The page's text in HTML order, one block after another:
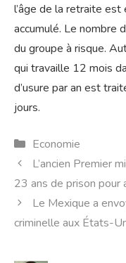
l’âge de la retraite
accumulé. Le nombre
du groupe à risque.
qui travaille 12 mois
d’usure par an est
jours.
Catégories
Economie
L’ancien Premier
23 ans de prison pour
Le Mexique a
criminelle aux États-